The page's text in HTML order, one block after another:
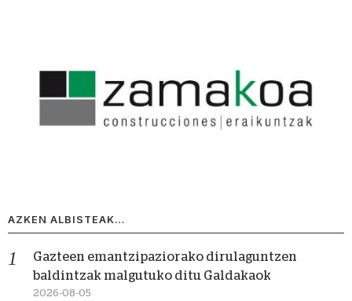
AZKEN ALBISTEAK…
Gazteen emantzipaziorako dirulaguntzen
baldintzak malgutuko ditu Galdakaok
2026-08-05